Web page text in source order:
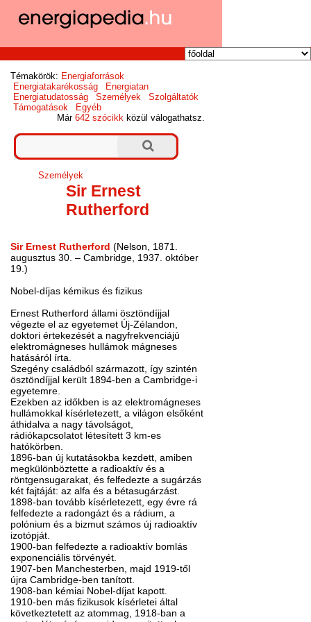
Témakörök: Energiaforrások
Energiatakarékosság
Energiatan
Energiatudatosság
Személyek
Szolgáltatók
Támogatások
Egyéb
Már642 szócikk közül válogathatsz.
Személyek
Sir Ernest
Rutherford
Sir Ernest Rutherford (Nelson, 1871.
augusztus 30. – Cambridge, 1937. október
19.)
Nobel-díjas kémikus és fizikus
Ernest Rutherford állami ösztöndíjjal
végezte el az egyetemet Új-Zélandon,
doktori értekezését a nagyfrekvenciájú
elektromágneses hullámok mágneses
hatásáról írta.
Szegény családból származott, így szintén
ösztöndíjjal került 1894-ben a Cambridge-i
egyetemre.
Ezekben az időkben is az elektromágneses
hullámokkal kísérletezett, a világon elsőként
áthidalva a nagy távolságot,
rádiókapcsolatot létesített 3 km-es
hatókörben.
1896-ban új kutatásokba kezdett, amiben
megkülönböztette a radioaktív és a
röntgensugarakat, és felfedezte a sugárzás
két fajtáját: az alfa és a bétasugárzást.
1898-ban tovább kísérletezett, egy évre rá
felfedezte a radongázt és a rádium, a
polónium és a bizmut számos új radioaktív
izotópját.
1900-ban felfedezte a radioaktív bomlás
exponenciális törvényét.
1907-ben Manchesterben, majd 1919-től
újra Cambridge-ben tanított.
1908-ban kémiai Nobel-díjat kapott.
1910-ben más fizikusok kísérletei által
következtetett az atommag, 1918-ban a